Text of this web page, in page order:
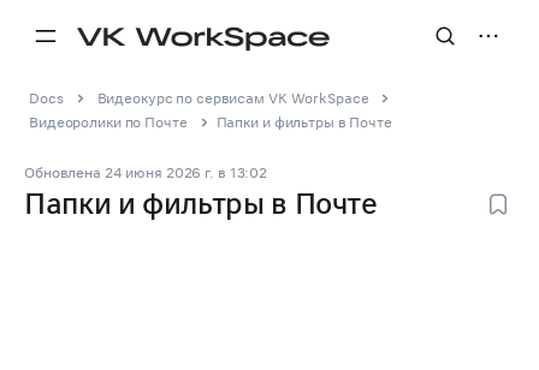
Docs
Видеокурс по сервисам VK WorkSpace
Видеоролики по Почте
Папки и фильтры в Почте
Обновлена 24 июня 2026 г. в 13:02
Папки и фильтры в Почте